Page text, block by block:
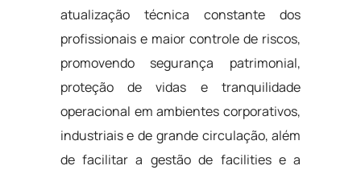
atualização técnica constante dos
profissionais e maior controle de riscos,
promovendo segurança patrimonial,
proteção de vidas e tranquilidade
operacional em ambientes corporativos,
industriais e de grande circulação, além
de facilitar a gestão de facilities e a